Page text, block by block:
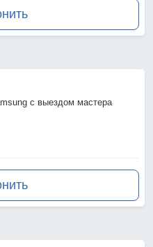
с выездом мастера